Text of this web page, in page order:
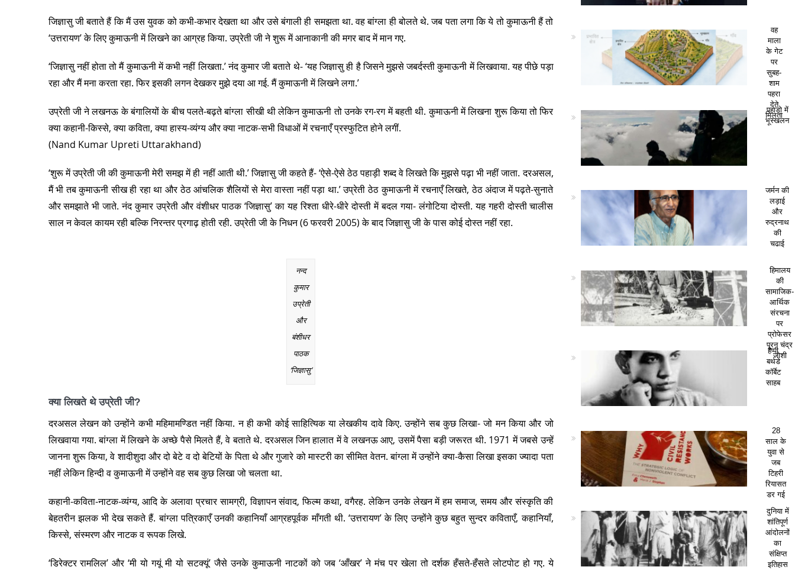
जिज्ञासु जी बताते हैं कि मैं उस युवक को कभी-कभार देखता था और उसे बंगाली ही समझता था. वह बांग्ला ही बोलते थे. जब पता लगा कि ये तो कुमाऊनी हैं तो
‘उत्तरायण’ के लिए कुमाऊनी में लिखने का आग्रह किया. उप्रेती जी ने शुरू में आनाकानी की मगर बाद में मान गए.
‘जिज्ञासु नहीं होता तो मैं कुमाऊनी में कभी नहीं लिखता.’ नंद कुमार जी बताते थे- ‘यह जिज्ञासु ही है जिसने मुझसे जबर्दस्ती कुमाऊनी में लिखवाया. यह पीछे पड़ा
रहा और मैं मना करता रहा. फिर इसकी लगन देखकर मुझे दया आ गई. मैं कुमाऊनी में लिखने लगा.’
उप्रेती जी ने लखनऊ के बंगालियों के बीच पलते-बढ़ते बांग्ला सीखी थी लेकिन कुमाऊनी तो उनके रग-रग में बहती थी. कुमाऊनी में लिखना शुरू किया तो फिर
क्या कहानी-किस्से, क्या कविता, क्या हास्य-व्यंग्य और क्या नाटक-सभी विधाओं में रचनाएँ प्रस्फुटित होने लगीं.
(Nand Kumar Upreti Uttarakhand)
‘शुरू में उप्रेती जी की कुमाऊनी मेरी समझ में ही नहीं आती थी.’ जिज्ञासु जी कहते हैं- ‘ऐसे-ऐसे ठेठ पहाड़ी शब्द वे लिखते कि मुझसे पढ़ा भी नहीं जाता. दरअसल,
मैं भी तब कुमाऊनी सीख ही रहा था और ठेठ आंचलिक शैलियों से मेरा वास्ता नहीं पड़ा था.’ उप्रेती ठेठ कुमाऊनी में रचनाएँ लिखते, ठेठ अंदाज में पढ़ते-सुनाते
और समझाते भी जाते. नंद कुमार उप्रेती और वंशीधर पाठक ‘जिज्ञासु’ का यह रिश्ता धीरे-धीरे दोस्ती में बदल गया- लंगोटिया दोस्ती. यह गहरी दोस्ती चालीस
साल न केवल कायम रही बल्कि निरन्तर प्रगाढ़ होती रही. उप्रेती जी के निधन (6 फरवरी 2005) के बाद जिज्ञासु जी के पास कोई दोस्त नहीं रहा.
नन्द
कुमार
उप्रेती
और
बंशीधर
पाठक
‘जिज्ञासु’
क्या लिखते थे उप्रेती जी?
दरअसल लेखन को उन्होंने कभी महिमामण्डित नहीं किया. न ही कभी कोई साहित्यिक या लेखकीय दावे किए. उन्होंने सब कुछ लिखा- जो मन किया और जो
लिखवाया गया. बांग्ला में लिखने के अच्छे पैसे मिलते हैं, वे बताते थे. दरअसल जिन हालात में वे लखनऊ आए, उसमें पैसा बड़ी जरूरत थी. 1971 में जबसे उन्हें
जानना शुरू किया, वे शादीशुदा और दो बेटे व दो बेटियों के पिता थे और गुजारे को मास्टरी का सीमित वेतन. बांग्ला में उन्होंने क्या-कैसा लिखा इसका ज्यादा पता
नहीं लेकिन हिन्दी व कुमाऊनी में उन्होंने वह सब कुछ लिखा जो चलता था.
कहानी-कविता-नाटक-व्यंग्य, आदि के अलावा प्रचार सामग्री, विज्ञापन संवाद, फिल्म कथा, वगैरह. लेकिन उनके लेखन में हम समाज, समय और संस्कृति की
बेहतरीन झलक भी देख सकते हैं. बांग्ला पत्रिकाएँ उनकी कहानियाँ आग्रहपूर्वक माँगती थी. ‘उत्तरायण’ के लिए उन्होंने कुछ बहुत सुन्दर कविताएँ, कहानियाँ,
किस्से, संस्मरण और नाटक व रूपक लिखे.
‘डिरेक्टर रामलिल’ और ‘मी यो गयूं मी यो सटक्यूं’ जैसे उनके कुमाऊनी नाटकों को जब ‘आँखर’ ने मंच पर खेला तो दर्शक हँसते-हँसते लोटपोट हो गए. ये
वह
माला
के गेट
पर
सुबह-
शाम
पहरा
देते
मिलता
पहाड़ो में
भूस्खलन
जर्मन की
लड़ाई
और
रुद्रनाथ
की
चढाई
हिमालय
की
सामाजिक-
आर्थिक
संरचना
पर
प्रोफेसर
पूरन चंद्र
जोशी
हैप्पी
बर्थडे
कॉर्बेट
साहब
28
साल के
युवा से
जब
टिहरी
रियासत
डर गई
दुनिया में
शांतिपूर्ण
आंदोलनों
का
संक्षिप्त
इतिहास